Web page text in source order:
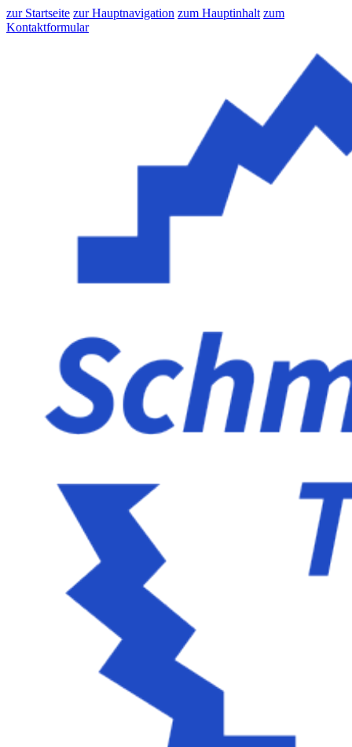
zur Startseite zur Hauptnavigation zum Hauptinhalt zum
Kontaktformular